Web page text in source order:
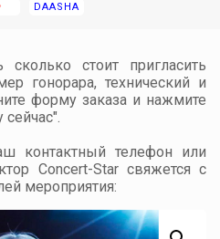
DAASHA
стоит пригласить
гонорара, технический и
форму заказа и нажмите
сейчас".
контактный телефон или
Concert-Star свяжется с
мероприятия: